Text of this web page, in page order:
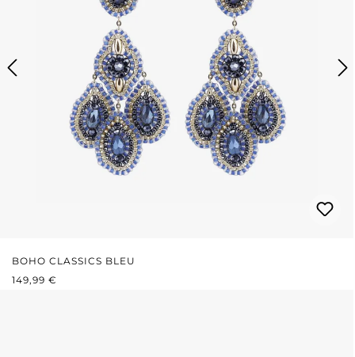
BOHO CLASSICS BLEU
PRIX RÉGULIER :
149,99 €